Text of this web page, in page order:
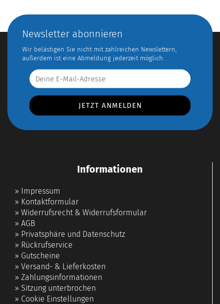
Newsletter abonnieren
Wir belästigen Sie nicht mit zahlreichen Newslettern,
außerdem ist eine Abmeldung jederzeit möglich.
Informationen
» Impressum
» Kontaktformular
» Widerrufsrecht & Widerrufsformular
» AGB
» Privatsphäre und Datenschutz
» Rückrufservice
» Gutscheine
» Versand- & Lieferkosten
» Zahlungsinformationen
» Sitzung unterbrochen
» Cookie Einstellungen